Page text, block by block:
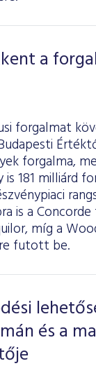
a
forgalmat
forgalma,
is 181 milliárd
is a Concorde
míg a
futott be.
és a